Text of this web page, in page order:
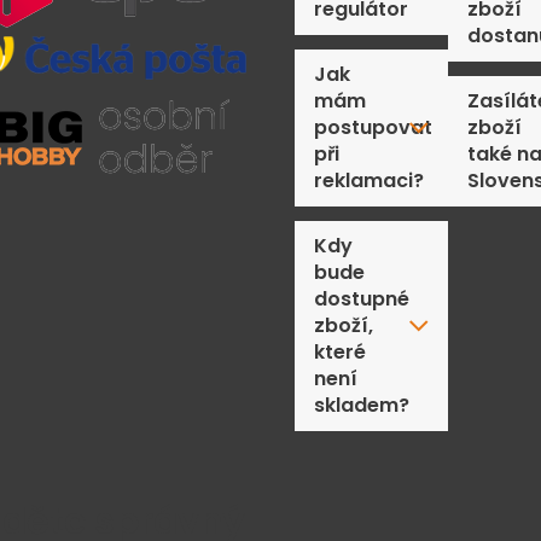
regulátor
Jak
mám
postupovat
při
reklamaci?
Kdy
bude
dostupné
zboží,
které
není
skladem?
zboží
zboží
také na